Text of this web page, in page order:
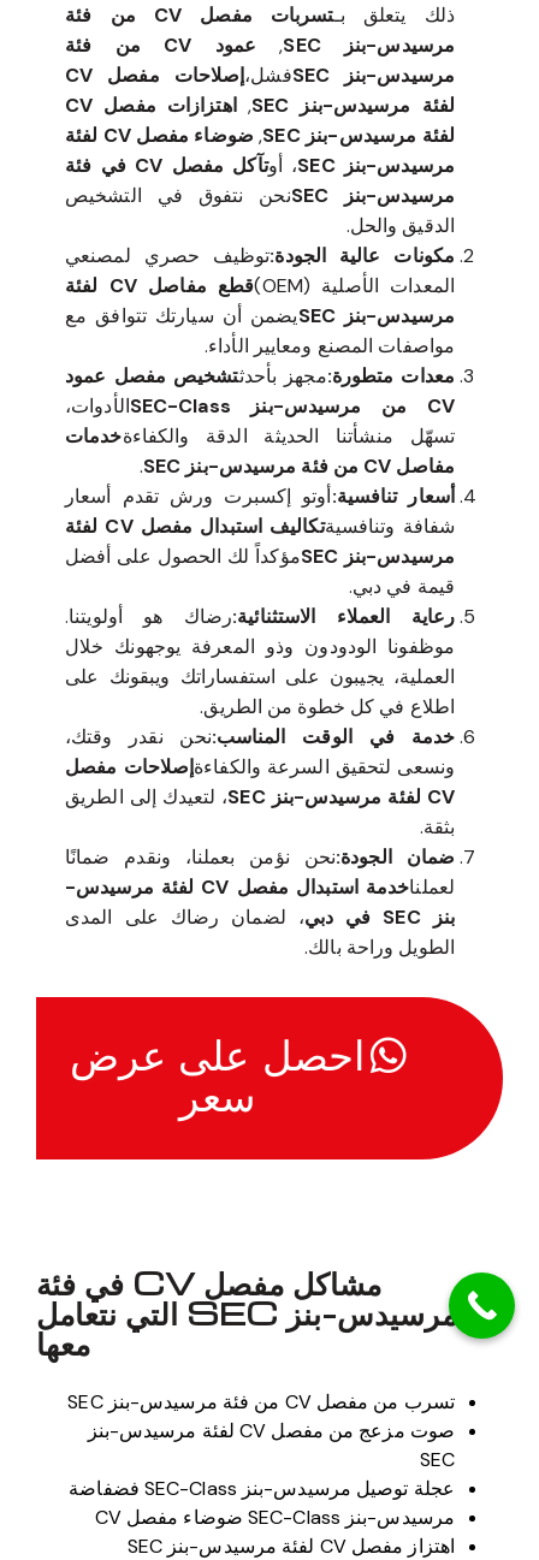
ذلك يتعلق بـ
تسربات مفصل CV من فئة
مرسيدس-بنز SEC
,
عمود CV من فئة
مرسيدس-بنز SEC
فشل،
إصلاحات مفصل CV
لفئة مرسيدس-بنز SEC
,
اهتزازات مفصل CV
لفئة مرسيدس-بنز SEC
,
ضوضاء مفصل CV لفئة
مرسيدس-بنز SEC
، أو
تآكل مفصل CV في فئة
مرسيدس-بنز SEC
نحن نتفوق في التشخيص
الدقيق والحل.
مكونات عالية الجودة:توظيف حصري لمصنعي
المعدات الأصلية (OEM)
قطع مفاصل CV لفئة
مرسيدس-بنز SEC
يضمن أن سيارتك تتوافق مع
مواصفات المصنع ومعايير الأداء.
معدات متطورة:مجهز بأحدثتشخيص مفصل عمود
CV من مرسيدس-بنز SEC-Class
الأدوات،
تسهّل منشأتنا الحديثة الدقة والكفاءةخدمات
مفاصل CV من فئة مرسيدس-بنز SEC
.
أسعار تنافسية:أوتو إكسبرت ورش تقدم أسعار
شفافة وتنافسية
تكاليف استبدال مفصل CV لفئة
مرسيدس-بنز SEC
مؤكداً لك الحصول على أفضل
قيمة في دبي.
رعاية العملاء الاستثنائية:رضاك هو أولويتنا.
موظفونا الودودون وذو المعرفة يوجهونك خلال
العملية، يجيبون على استفساراتك ويبقونك على
اطلاع في كل خطوة من الطريق.
خدمة في الوقت المناسب:نحن نقدر وقتك،
ونسعى لتحقيق السرعة والكفاءةإصلاحات مفصل
CV لفئة مرسيدس-بنز SEC
، لتعيدك إلى الطريق
بثقة.
ضمان الجودة:نحن نؤمن بعملنا، ونقدم ضمانًا
لعملنا
خدمة استبدال مفصل CV لفئة مرسيدس-
بنز SEC في دبي
، لضمان رضاك على المدى
الطويل وراحة بالك.
احصل على عرض
سعر
مشاكل مفصل CV في فئة
مرسيدس-بنز SEC التي نتعامل
معها
تسرب من مفصل CV من فئة مرسيدس-بنز SEC
صوت مزعج من مفصل CV لفئة مرسيدس-بنز
SEC
عجلة توصيل مرسيدس-بنز SEC-Class فضفاضة
مرسيدس-بنز SEC-Class ضوضاء مفصل CV
اهتزاز مفصل CV لفئة مرسيدس-بنز SEC